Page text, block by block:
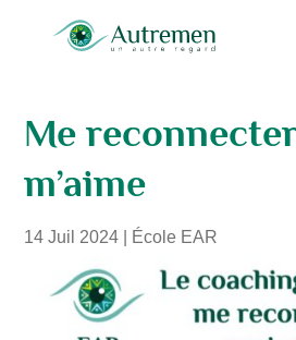
Me
m’aime
14 Juil 2024 École EAR